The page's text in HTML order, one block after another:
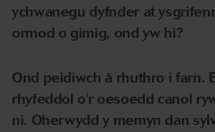
ychwanegu dyfnder at
ormod o gimig, ond yw hi?
Ond peidiwch â rhuthro i farn.
rhyfeddol o'r oesoedd canol
ni. Oherwydd y memyn dan